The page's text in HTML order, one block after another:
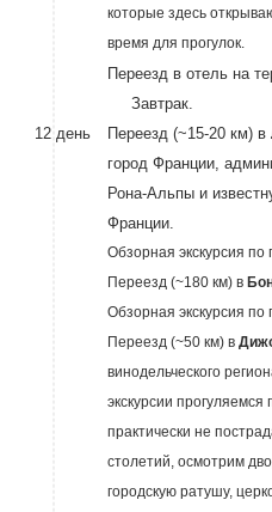
которые здесь
время для прогулок.
Переезд в отель на
12 день
Завтрак.
Переезд (~15-20 км) в
город Франции,
Рона-Альпы и
Франции.
Обзорная экскурсия
Переезд (~180 км) в
Обзорная экскурсия
Переезд (~50 км) в
винодельческого
экскурсии
практически не
столетий, осмотрим
городскую ратушу,